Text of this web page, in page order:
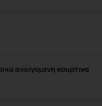
ανοιγομενη κουρτινα